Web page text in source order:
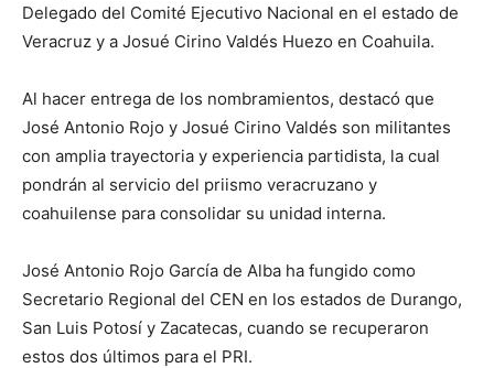
Delegado del Comité Ejecutivo Nacional en el estado de
Veracruz y a Josué Cirino Valdés Huezo en Coahuila.
Al hacer entrega de los nombramientos, destacó que
José Antonio Rojo y Josué Cirino Valdés son militantes
con amplia trayectoria y experiencia partidista, la cual
pondrán al servicio del priismo veracruzano y
coahuilense para consolidar su unidad interna.
José Antonio Rojo García de Alba ha fungido como
Secretario Regional del CEN en los estados de Durango,
San Luis Potosí y Zacatecas, cuando se recuperaron
estos dos últimos para el PRI.